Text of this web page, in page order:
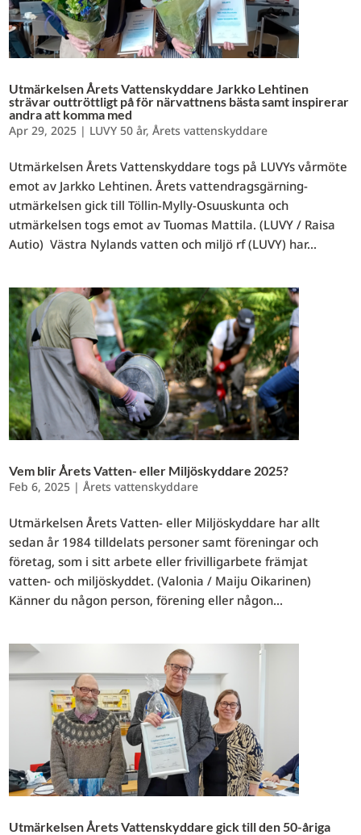
Utmärkelsen Årets Vattenskyddare Jarkko Lehtinen
strävar outtröttligt på för närvattnens bästa samt inspirerar
andra att komma med
Apr 29, 2025 | LUVY 50 år,Årets vattenskyddare
Utmärkelsen Årets Vattenskyddare togs på LUVYs vårmöte
emot av Jarkko Lehtinen. Årets vattendragsgärning-
utmärkelsen gick till Töllin-Mylly-Osuuskunta och
utmärkelsen togs emot av Tuomas Mattila. (LUVY / Raisa
Autio) Västra Nylands vatten och miljö rf (LUVY) har...
Vem blir Årets Vatten- eller Miljöskyddare 2025?
Feb 6, 2025 |Årets vattenskyddare
Utmärkelsen Årets Vatten- eller Miljöskyddare har allt
sedan år 1984 tilldelats personer samt föreningar och
företag, som i sitt arbete eller frivilligarbete främjat
vatten- och miljöskyddet. (Valonia / Maiju Oikarinen)
Känner du någon person, förening eller någon...
Utmärkelsen Årets Vattenskyddare gick till den 50-åriga